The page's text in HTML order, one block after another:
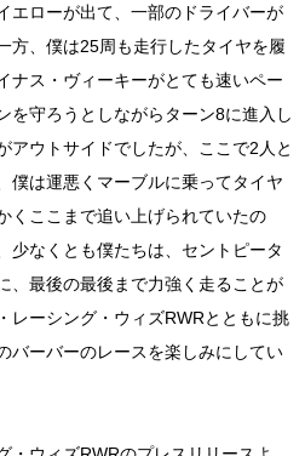
エローが出て、一部のドライバーが
方、僕は25周も走行したタイヤを履
ナス・ヴィーキーがとても速いペー
を守ろうとしながらターン8に進入し
アウトサイドでしたが、ここで2人と
僕は運悪くマーブルに乗ってタイヤ
くここまで追い上げられていたの
少なくとも僕たちは、セントピータ
、最後の最後まで力強く走ることが
レーシング・ウィズRWRとともに挑
バーバーのレースを楽しみにしてい